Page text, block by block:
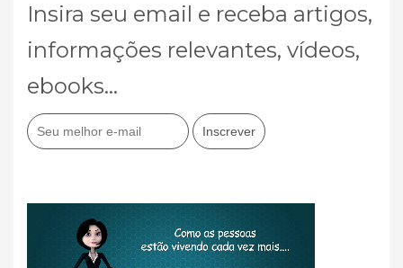
Insira seu email e receba artigos,
informações relevantes, vídeos,
ebooks...